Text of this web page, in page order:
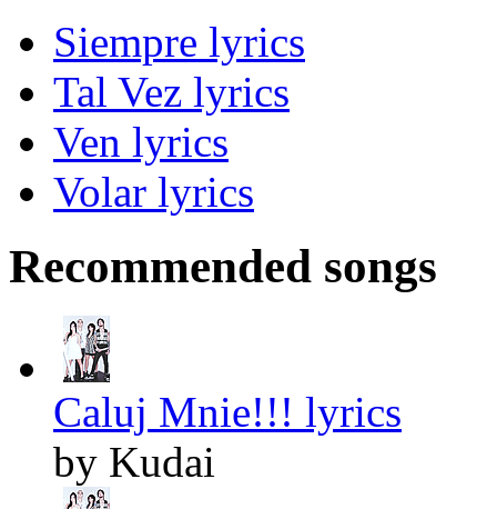
Siempre lyrics
Tal Vez lyrics
Ven lyrics
Volar lyrics
Recommended songs
Caluj Mnie!!! lyrics
by Kudai